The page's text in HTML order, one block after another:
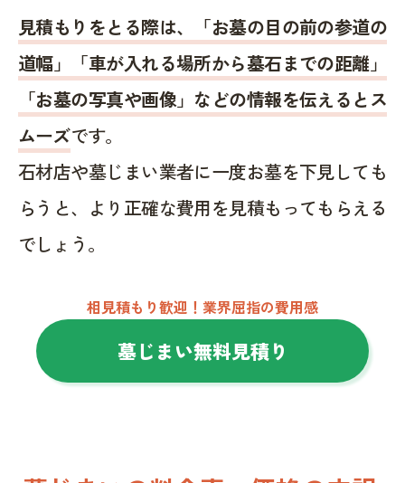
見積もりをとる際は、「お墓の目の前の参道の
道幅」「車が入れる場所から墓石までの距離」
「お墓の写真や画像」などの情報を伝えるとス
ムーズです。
石材店や墓じまい業者に一度お墓を下見しても
らうと、より正確な費用を見積もってもらえる
でしょう。
相見積もり歓迎！業界屈指の費用感
墓じまい無料見積り